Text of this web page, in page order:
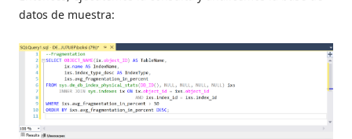
datos de muestra: